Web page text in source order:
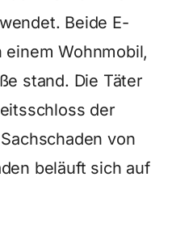
Beide E-
Wohnmobil,
stand. Die Täter
der
von
beläuft sich auf